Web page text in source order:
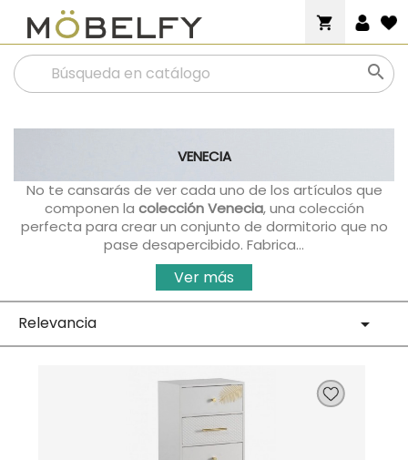
shopping_cart

VENECIA
No te cansarás de ver cada uno de los artículos que
componen la colección Venecia, una colección
perfecta para crear un conjunto de dormitorio que no
pase desapercibido. Fabrica...
Ver más
Relevancia 